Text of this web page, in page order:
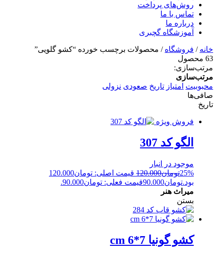
روش‌های پرداخت
تماس با ما
درباره ما
آموزشگاه گچبری
خانه / فروشگاه / محصولات برچسب خورده “کشو گلویی”
63 محصول
مرتب‌سازی:
مرتب‌سازی
محبوبیت امتیاز تاریخ صعودی نزولی
صافی‌ها
تاریخ
فروش ویژه
الگو کد 307
موجود در انبار
25%تومان120.000
قیمت اصلی: تومان120.000
بود.تومان90.000قیمت فعلی: تومان90.000.
میراث هنر
بستن
کشو گونیا 7*6 cm